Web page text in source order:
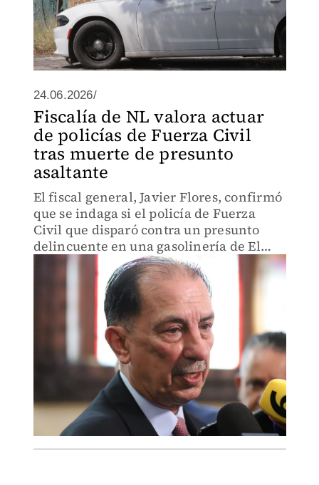
24.06.2026/
Fiscalía de NL valora actuar
de policías de Fuerza Civil
tras muerte de presunto
asaltante
El fiscal general, Javier Flores, confirmó
que se indaga si el policía de Fuerza
Civil que disparó contra un presunto
delincuente en una gasolinería de El
Carmen actuó apegado a derecho.